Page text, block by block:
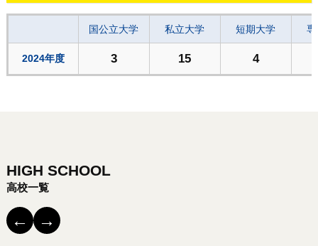
国公立大学 私立大学 短期大学
2024年度 3 15 4
HIGH SCHOOL
高校一覧
← →